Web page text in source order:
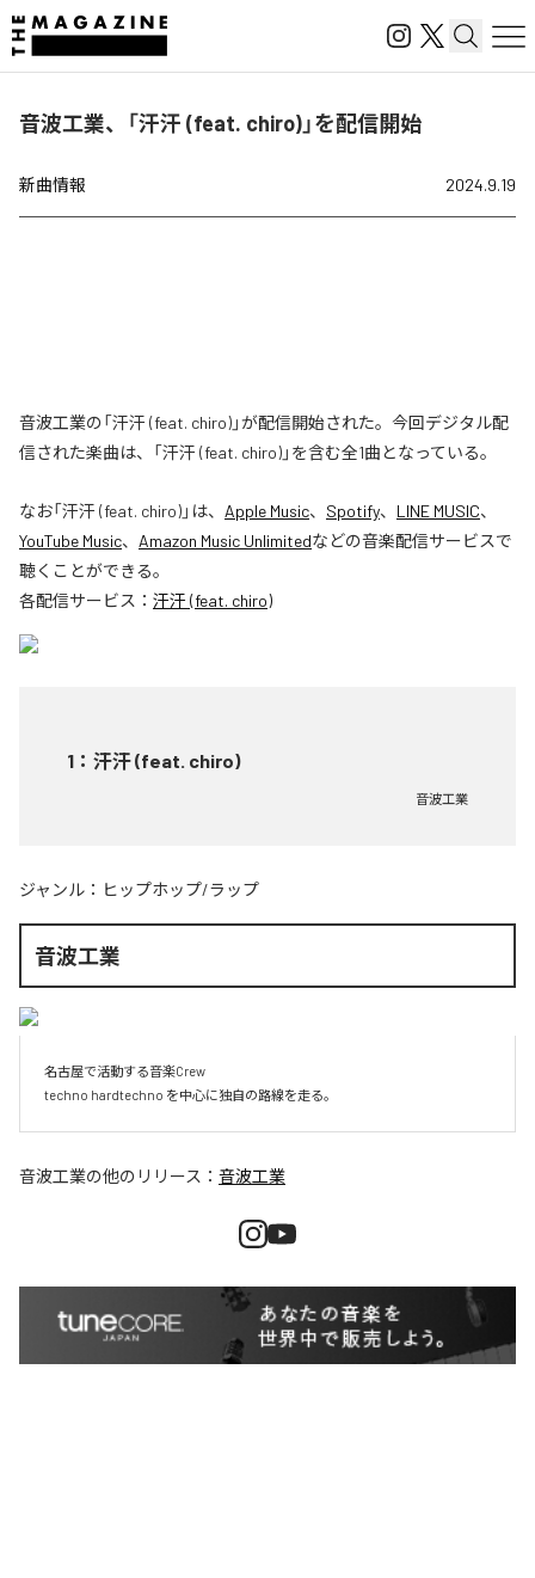
音波工業、「汗汗 (feat. chiro)」を配信開始
新曲情報 2024.9.19
音波工業の「汗汗 (feat. chiro)」が配信開始された。今回デジタル配
信された楽曲は、「汗汗 (feat. chiro)」を含む全1曲となっている。
なお「汗汗 (feat. chiro)」は、 Apple Music、 Spotify、 LINE MUSIC、
YouTube Music、 Amazon Music Unlimitedなどの音楽配信サービスで
聴くことができる。
各配信サービス： 汗汗 (feat. chiro)
1 ： 汗汗 (feat. chiro)
音波工業
ジャンル： ヒップホップ/ラップ
音波工業
名古屋で活動する音楽Crew
techno hardtechno を中心に独自の路線を走る。
音波工業の他のリリース： 音波工業